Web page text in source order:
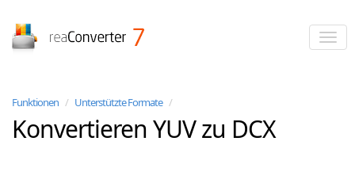
Funktionen / Unterstützte Formate /
Konvertieren YUV zu DCX